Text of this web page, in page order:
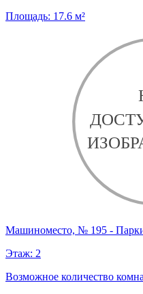
Площадь: 17.6 м²
Машиноместо, № 195 -
Этаж: 2
Возможное количество